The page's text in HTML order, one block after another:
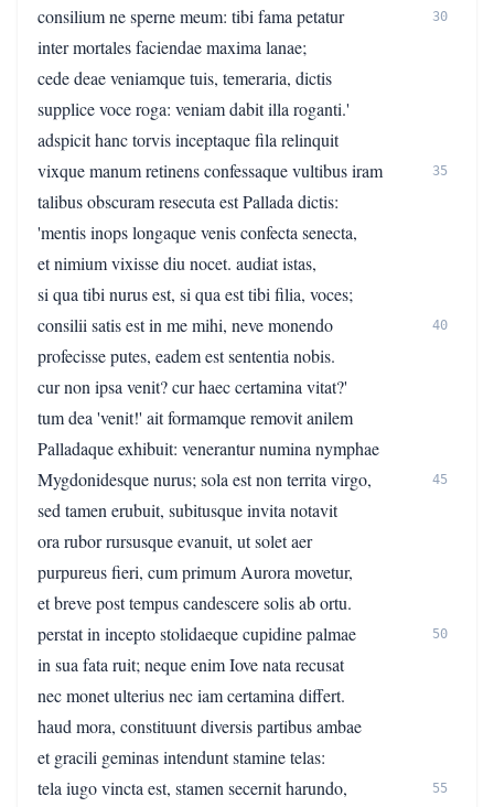
consilium ne sperne meum: tibi fama petatur
30
inter mortales faciendae maxima lanae;
cede deae veniamque tuis, temeraria, dictis
supplice voce roga: veniam dabit illa roganti.'
adspicit hanc torvis inceptaque fila relinquit
vixque manum retinens confessaque vultibus iram
35
talibus obscuram resecuta est Pallada dictis:
'mentis inops longaque venis confecta senecta,
et nimium vixisse diu nocet. audiat istas,
si qua tibi nurus est, si qua est tibi filia, voces;
consilii satis est in me mihi, neve monendo
40
profecisse putes, eadem est sententia nobis.
cur non ipsa venit? cur haec certamina vitat?'
tum dea 'venit!' ait formamque removit anilem
Palladaque exhibuit: venerantur numina nymphae
Mygdonidesque nurus; sola est non territa virgo,
45
sed tamen erubuit, subitusque invita notavit
ora rubor rursusque evanuit, ut solet aer
purpureus fieri, cum primum Aurora movetur,
et breve post tempus candescere solis ab ortu.
perstat in incepto stolidaeque cupidine palmae
50
in sua fata ruit; neque enim Iove nata recusat
nec monet ulterius nec iam certamina differt.
haud mora, constituunt diversis partibus ambae
et gracili geminas intendunt stamine telas:
tela iugo vincta est, stamen secernit harundo,
55